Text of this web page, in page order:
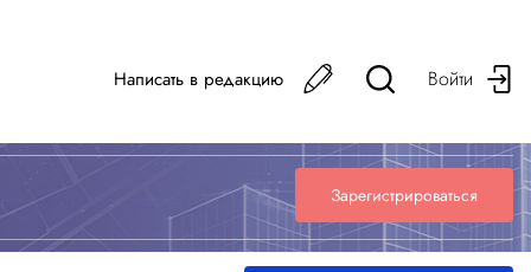
Написать в редакцию Войти
Зарегистрироваться